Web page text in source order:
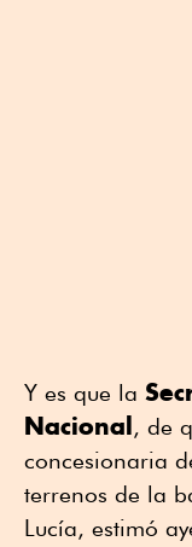
Y es que la
Nacional , de
concesionaria
terrenos de la
Lucía, estimó